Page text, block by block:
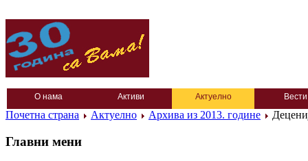
О нама Активи Актуелно Вести
Почетна страна Актуелно Архива из 2013. године
Главни мени